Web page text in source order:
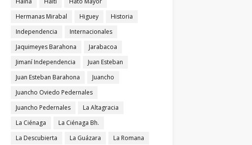
Hermanas Mirabal
Higuey
Historia
Independencia
Internacionales
Jaquimeyes Barahona
Jarabacoa
Jimaní Independencia
Juan Esteban
Juan Esteban Barahona
Juancho
Juancho Oviedo Pedernales
Juancho Pedernales
La Altagracia
La Ciénaga
La Ciénaga Bh.
La Descubierta
La Guázara
La Romana